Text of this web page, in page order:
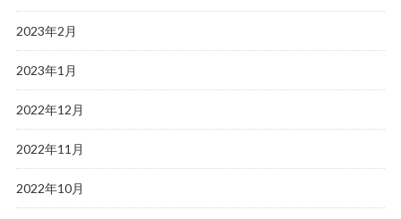
2023年2月
2023年1月
2022年12月
2022年11月
2022年10月